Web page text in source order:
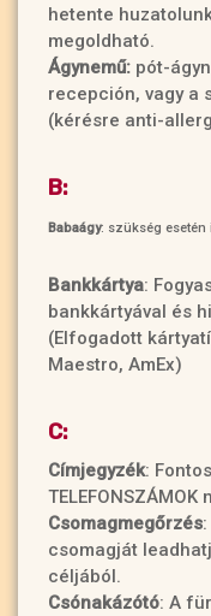
hetente
megoldható.
Ágynemű: pót-
recepción, vagy a
(kérésre anti-
B:
Babaágy: szükség
Bankkártya:
bankkártyával és
(Elfogadott
Maestro, AmEx)
C:
Címjegyzék:
Csomagmegőrzés
csomagját
céljából.
Csónakázótó: A